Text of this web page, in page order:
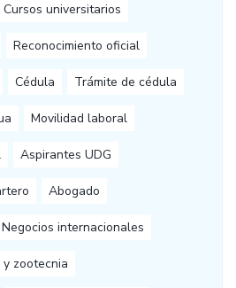
Cursos universitarios
Reconocimiento oficial
Cédula Trámite de cédula
Movilidad laboral
Aspirantes UDG
Abogado
Negocios internacionales
zootecnia